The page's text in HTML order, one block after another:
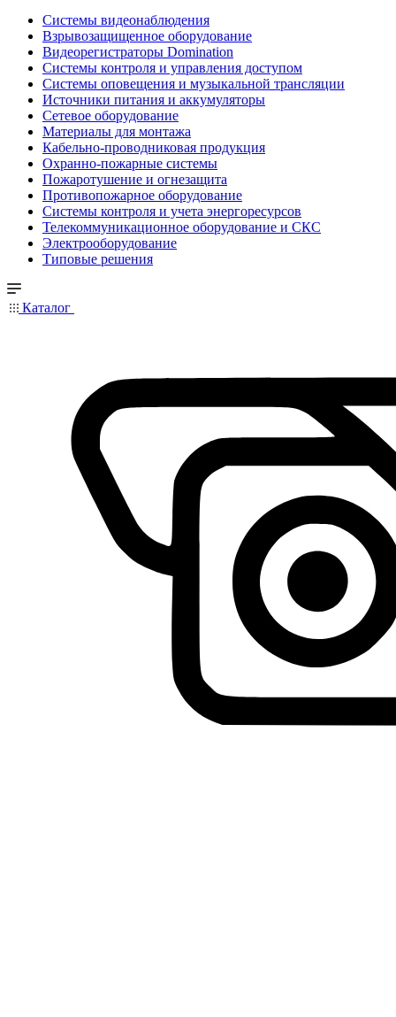
Системы видеонаблюдения
Взрывозащищенное оборудование
Видеорегистраторы Domination
Системы контроля и управления доступом
Системы оповещения и музыкальной трансляции
Источники питания и аккумуляторы
Сетевое оборудование
Материалы для монтажа
Кабельно-проводниковая продукция
Охранно-пожарные системы
Пожаротушение и огнезащита
Противопожарное оборудование
Системы контроля и учета энергоресурсов
Телекоммуникационное оборудование и СКС
Электрооборудование
Типовые решения
Каталог